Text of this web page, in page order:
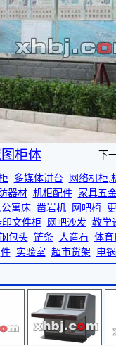
柜体 下
多媒体讲台
网络机柜,
器材 机柜配件
家具五
公寓床 凿岩机 网吧椅
印文件柜 网吧沙发 教学
包头 链条 人造石 体育
件
实验室 超市货架 电